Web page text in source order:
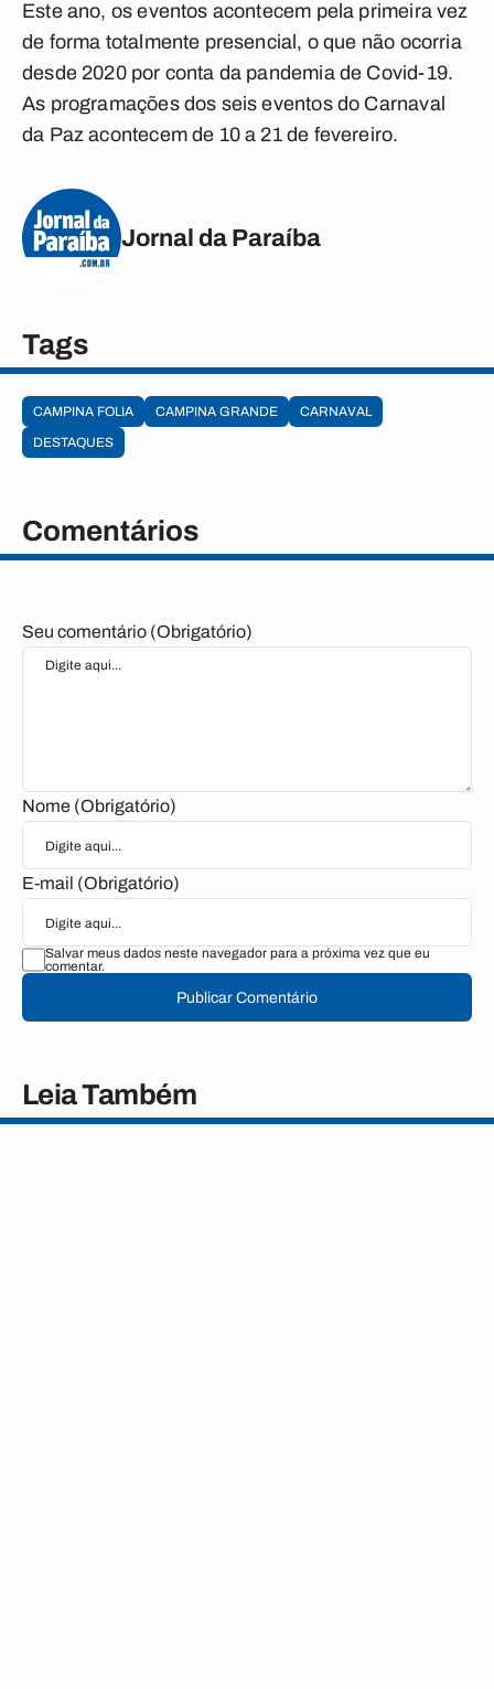
Este ano, os eventos acontecem pela primeira vez
de forma totalmente presencial, o que não ocorria
desde 2020 por conta da pandemia de Covid-19.
As programações dos seis eventos do Carnaval
da Paz acontecem de 10 a 21 de fevereiro.
Jornal da Paraíba
Tags
CAMPINA FOLIA CAMPINA GRANDE
CARNAVAL
DESTAQUES
Comentários
Seu comentário (Obrigatório)
Nome (Obrigatório)
E-mail (Obrigatório)
Salvar meus dados neste navegador para a próxima vez que eu
comentar.
Publicar Comentário
Leia Também